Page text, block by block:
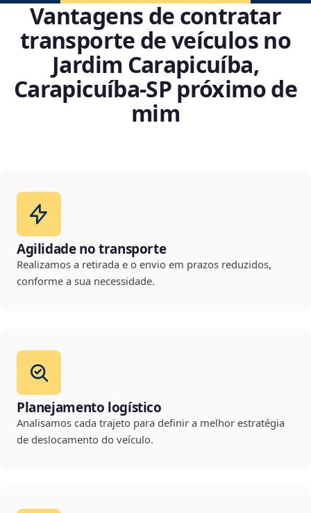
Vantagens de contratar
transporte de veículos no
Jardim Carapicuíba,
Carapicuíba‑SP próximo de
mim
Agilidade no transporte
Realizamos a retirada e o envio em prazos reduzidos,
conforme a sua necessidade.
Planejamento logístico
Analisamos cada trajeto para definir a melhor estratégia
de deslocamento do veículo.